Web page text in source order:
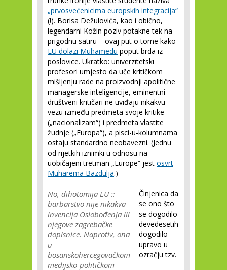
„prvosvećenicima europskih integracija“
(!). Borisa Dežulovića, kao i obično,
legendarni Kožin poziv potakne tek na
prigodnu satiru – ovaj put o tome kako
EU dolazi Muhamedu poput brda iz
poslovice. Ukratko: univerzitetski
profesori umjesto da uče kritičkom
mišljenju rade na proizvodnji apolitične
managerske inteligencije, eminentni
društveni kritičari ne uviđaju nikakvu
vezu između predmeta svoje kritike
(„nacionalizam“) i predmeta vlastite
žudnje („Europa“), a pisci-u-kolumnama
ostaju standardno neobavezni. (Jednu
od rijetkih iznimki u odnosu na
uobičajeni tretman „Europe“ jest osvrt
Muharema Bazdulja.)
No, dihotomija EU ::
barbarstvo nije nikakva
invencija Oslobođenja ili
njegove zagrebačke
dopisnice. Naprotiv, ona
u
bosanskohercegovačkom
medijsko-političkom
Činjenica da
se ono što
se dogodilo
devedesetih
dogodilo
upravo u
ozračju tzv.